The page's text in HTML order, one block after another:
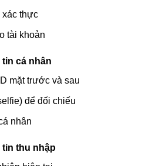
xác thực
tài khoản
cá nhân
mặt trước và sau
để đối chiếu
nhân
tin thu nhập